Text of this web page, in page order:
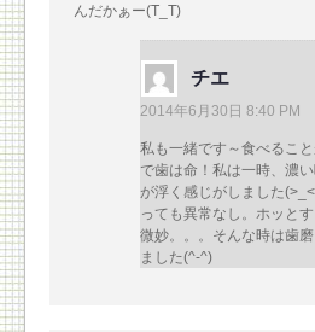
んだかぁー(T_T)
チエ
2014年6月30日 8:40 PM
私も一緒です～食べるこ
で歯は命！私は一時、濃
が浮く感じがしました
っても異常なし。ホッと
微妙。。。そんな時は歯
ました(^-^)